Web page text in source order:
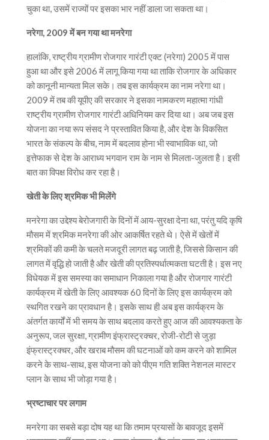
चुका था, उसमें राज्यों पर इसका भार नहीं डाला जा सकता था।
नरेगा, 2009 में बन गया था मनरेगा
हालांकि, राष्ट्रीय ग्रामीण रोजगार गारंटी एक्ट (नरेगा) 2005 में पास
हुआ था और इसे 2006 में लागू किया गया था ताकि रोजगार के अधिकार
को कानूनी मान्यता मिल सके। तब इस कार्यक्रम का नाम नरेगा था।
2009 में तब की यूपीए की सरकार ने इसका नामकरण महात्मा गांधी
राष्ट्रीय ग्रामीण रोजगार गारंटी अधिनियम कर दिया था। अब जब इस
योजना का नया रूप संसद ने प्रस्तावित किया है, और देश के विकसित
भारत के संकल्प के बीच, नाम में बदलाव होना भी स्वाभाविक था, जो
इत्तेफाक से देश के आराध्य भगवान राम के नाम से मिलता-जुलता है। इसी
बात का विपक्ष विरोध कर रहा है।
खेती के लिए श्रमिक भी मिलेंगे
मनरेगा का उद्देश्य बेरोजगारी के दिनों में आय-सुरक्षा देना था, परंतु यदि कृषि
मौसम में श्रमिक मनरेगा की ओर आकर्षित रहते थे। ऐसे में खेतों में
श्रमिकों की कमी के चलते मजदूरी लागत बढ़ जाती है, जिससे किसान की
लागत में वृद्धि हो जाती है और खेती की प्रतिस्पर्धात्मकता घटती है। इस नए
विधेयक में इस समस्या का समाधान निकाला गया है और रोजगार गारंटी
कार्यक्रम में खेती के लिए आवश्यक 60 दिनों के लिए इस कार्यक्रम को
स्थगित रखने का प्रावधान है। इसके साथ ही अब इस कार्यक्रम के
अंतर्गत कार्यों में भी समय के साथ बदलाव करते हुए आज की आवश्यकता के
अनुरूप, जल सुरक्षा, ग्रामीण इंफ्रास्ट्रक्चर, रोजी-रोटी से जुड़ा
इंफ्रास्ट्रक्चर, और खराब मौसम की घटनाओं को कम करने को शामिल
करने के साथ-साथ, इस योजना को को पीएम गति शक्ति नेशनल मास्टर
प्लान के साथ भी जोड़ा गया है।
भ्रष्टाचार पर लगाम
मनरेगा का सबसे बड़ा दोष यह था कि तमाम प्रयासों के बावजूद इसमें